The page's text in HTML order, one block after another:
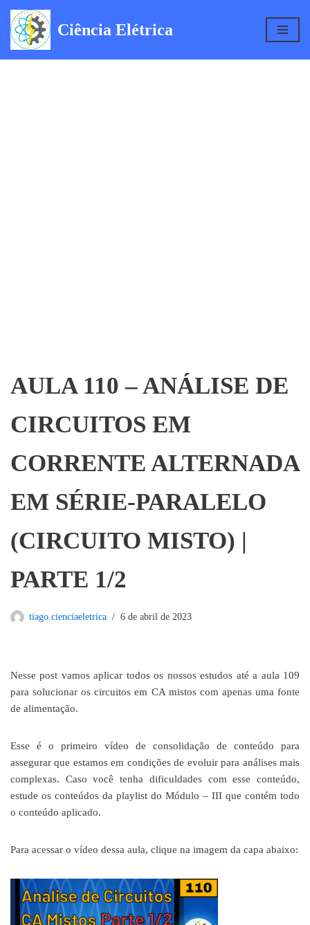
Pular
Ciência Elétrica
AULA 110 – ANÁLISE DE
CIRCUITOS EM
CORRENTE ALTERNADA
EM SÉRIE-PARALELO
(CIRCUITO MISTO) |
PARTE 1/2
tiago.cienciaeletrica 6 de abril de 2023
Nesse post vamos aplicar todos os nossos estudos até a aula 109
para solucionar os circuitos em CA mistos com apenas uma fonte
de alimentação.
Esse é o primeiro vídeo de consolidação de conteúdo para
assegurar que estamos em condições de evoluir para análises mais
complexas. Caso você tenha dificuldades com esse conteúdo,
estude os conteúdos da playlist do Módulo – III que contém todo
o conteúdo aplicado.
Para acessar o vídeo dessa aula, clique na imagem da capa abaixo: